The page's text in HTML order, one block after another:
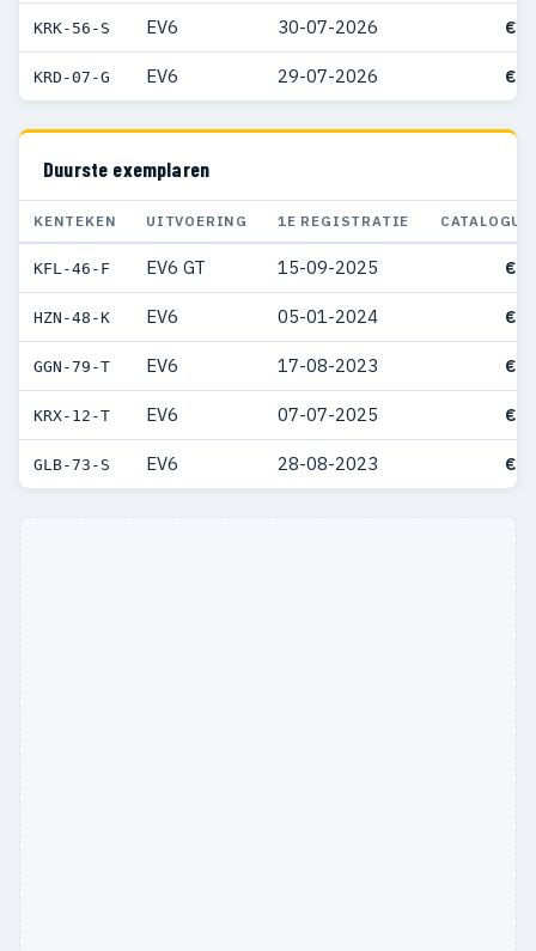
KRK-56-S EV6 30-07-2026 €
KRD-07-G EV6 29-07-2026 €
Duurste exemplaren
KENTEKEN UITVOERING 1E REGISTRATIE
KFL-46-F EV6 GT 15-09-2025 €
HZN-48-K EV6 05-01-2024 €
GGN-79-T EV6 17-08-2023 €
KRX-12-T EV6 07-07-2025 €
GLB-73-S EV6 28-08-2023 €